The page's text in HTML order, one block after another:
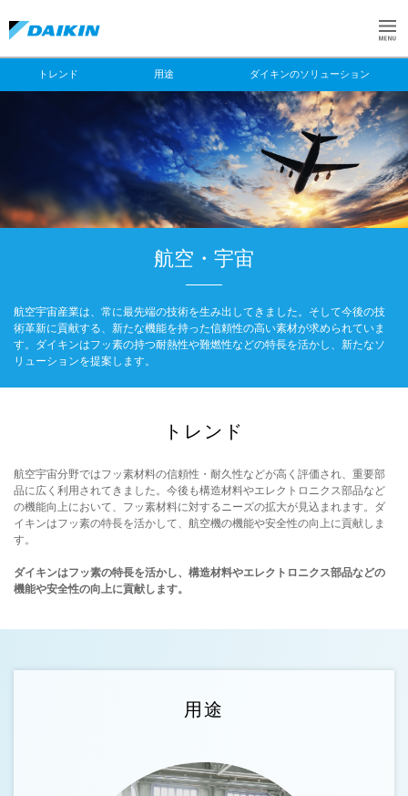
トレンド 用途 ダイキンのソリューション
航空・宇宙
航空宇宙産業は、常に最先端の技術を生み出してきました。そして今後の技
術革新に貢献する、新たな機能を持った信頼性の高い素材が求められていま
す。ダイキンはフッ素の持つ耐熱性や難燃性などの特長を活かし、新たなソ
リューションを提案します。
トレンド
航空宇宙分野ではフッ素材料の信頼性・耐久性などが高く評価され、重要部
品に広く利用されてきました。今後も構造材料やエレクトロニクス部品など
の機能向上において、フッ素材料に対するニーズの拡大が見込まれます。ダ
イキンはフッ素の特長を活かして、航空機の機能や安全性の向上に貢献しま
す。
ダイキンはフッ素の特長を活かし、構造材料やエレクトロニクス部品などの
機能や安全性の向上に貢献します。
用途